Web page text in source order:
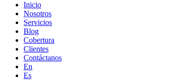
Inicio
Nosotros
Servicios
Blog
Cobertura
Clientes
Contáctanos
En
Es